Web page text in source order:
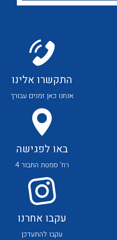
לכל מוצרי היצרן
התקשרו אלינו
אנחנו כאן זמנים עבורך
באו לפגישה
רח' סמטת התבור 4
עקבו אחרנו
עקבו להתעדכן